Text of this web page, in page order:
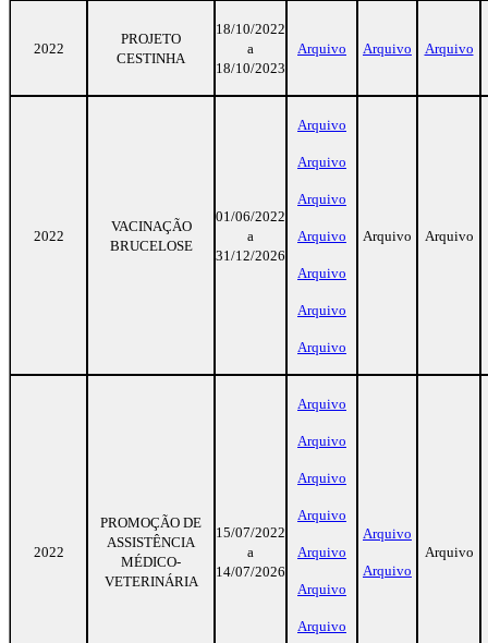
2022
PROJETO
CESTINHA
18/10/2022
a
18/10/2023
Arquivo Arquivo Arquivo
2022
VACINAÇÃO
BRUCELOSE
01/06/2022
a
31/12/2026
Arquivo
Arquivo
Arquivo
Arquivo
Arquivo
Arquivo
Arquivo
Arquivo Arquivo
2022
PROMOÇÃO DE
ASSISTÊNCIA
MÉDICO-
VETERINÁRIA
15/07/2022
a
14/07/2026
Arquivo
Arquivo
Arquivo
Arquivo
Arquivo
Arquivo
Arquivo
Arquivo
Arquivo
Arquivo